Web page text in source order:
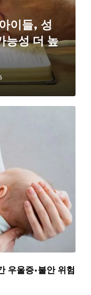
이들, 성
능성 더 높
우울증·불안 위험